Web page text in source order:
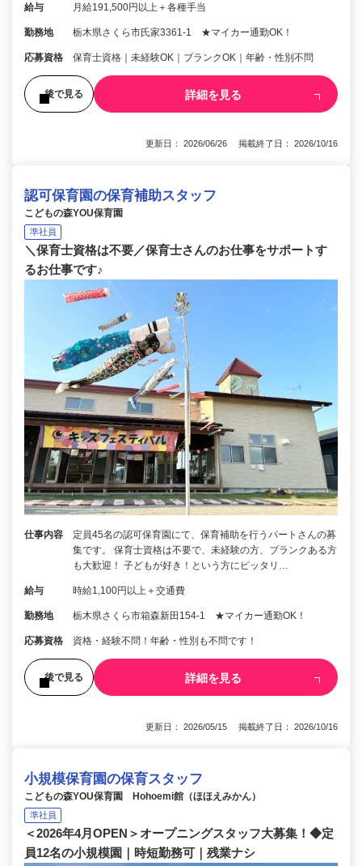
給与 月給191,500円以上＋各種手当
勤務地 栃木県さくら市氏家3361‐1 ★マイカー通勤OK！
応募資格 保育士資格｜未経験OK｜ブランクOK｜年齢・性別不問
後で見る 詳細を見る
更新日： 2026/06/26 掲載終了日： 2026/10/16
認可保育園の保育補助スタッフ
こどもの森YOU保育園
準社員
＼保育士資格は不要／保育士さんのお仕事をサポートす
るお仕事です♪
仕事内容
定員45名の認可保育園にて、保育補助を行うパートさんの募
集です。 保育士資格は不要で、未経験の方、ブランクある方
も大歓迎！ 子どもが好き！という方にピッタリ…
給与 時給1,100円以上＋交通費
勤務地 栃木県さくら市箱森新田154‐1 ★マイカー通勤OK！
応募資格 資格・経験不問！年齢・性別も不問です！
後で見る 詳細を見る
更新日： 2026/05/15 掲載終了日： 2026/10/16
小規模保育園の保育スタッフ
こどもの森YOU保育園 Hohoemi館（ほほえみかん）
準社員
＜2026年4月OPEN＞オープニングスタッフ大募集！◆定
員12名の小規模園｜時短勤務可｜残業ナシ